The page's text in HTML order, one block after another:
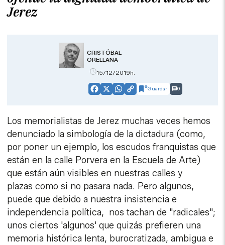
Jerez
CRISTÓBAL
ORELLANA
15/12/2019h.
Facebook
X WhatsApp
CopyGuardar 0
Los memorialistas de Jerez muchas veces hemos
denunciado la simbología de la dictadura (como,
por poner un ejemplo, los escudos franquistas que
están en la calle Porvera en la Escuela de Arte)
que están aún visibles en nuestras calles y
plazas como si no pasara nada. Pero algunos,
puede que debido a nuestra insistencia e
independencia política, nos tachan de "radicales";
unos ciertos 'algunos' que quizás prefieren una
memoria histórica lenta, burocratizada, ambigua e